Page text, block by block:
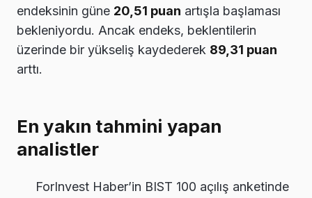
endeksinin güne 20,51 puan artışla başlaması
bekleniyordu. Ancak endeks, beklentilerin
üzerinde bir yükseliş kaydederek 89,31 puan
arttı.
En yakın tahmini yapan
analistler
ForInvest Haber’in BIST 100 açılış anketinde